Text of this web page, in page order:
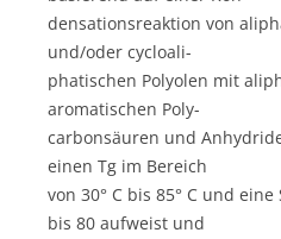
densationsreaktion von
und/oder cycloali-
phatischen Polyolen mit
aromatischen Poly-
carbonsäuren und
einen Tg im Bereich
von 30° C bis 85° C und
bis 80 aufweist und